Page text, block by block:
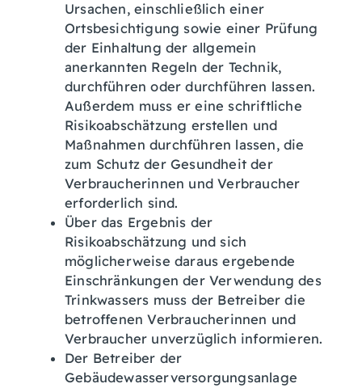
Ursachen, einschließlich einer
Ortsbesichtigung sowie einer Prüfung
der Einhaltung der allgemein
anerkannten Regeln der Technik,
durchführen oder durchführen lassen.
Außerdem muss er eine schriftliche
Risikoabschätzung erstellen und
Maßnahmen durchführen lassen, die
zum Schutz der Gesundheit der
Verbraucherinnen und Verbraucher
erforderlich sind.
Über das Ergebnis der
Risikoabschätzung und sich
möglicherweise daraus ergebende
Einschränkungen der Verwendung des
Trinkwassers muss der Betreiber die
betroffenen Verbraucherinnen und
Verbraucher unverzüglich informieren.
Der Betreiber der
Gebäudewasserversorgungsanlage